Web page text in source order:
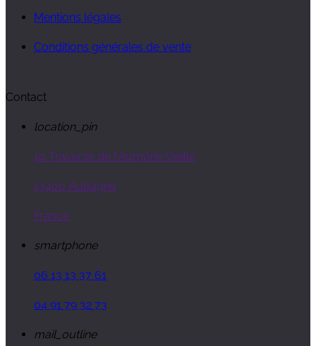
Mentions légales
Conditions générales de vente
Contact
location_pin
10 Traverse de l'Aumône Vieille
13400 Aubagne
France
smartphone
06 13 13 37 61
04 91 79 32 73
mail_outline